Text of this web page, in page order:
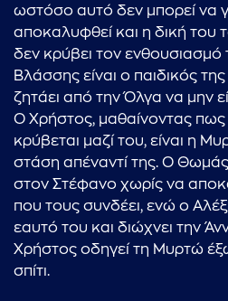
ωστόσο αυτό δεν μπορεί να
αποκαλυφθεί και η δική του
δεν κρύβει τον ενθουσιασμό
Βλάσσης είναι ο παιδικός
ζητάει από την Όλγα να μην
Ο Χρήστος, μαθαίνοντας πως
κρύβεται μαζί του, είναι η
στάση απέναντί της. Ο
στον Στέφανο χωρίς να
που τους συνδέει, ενώ ο
εαυτό του και διώχνει την
Χρήστος οδηγεί τη Μυρτώ
σπίτι.